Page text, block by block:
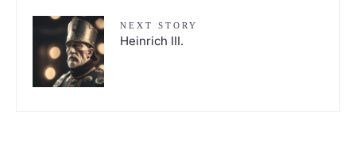
NEXT STORY
Heinrich III.